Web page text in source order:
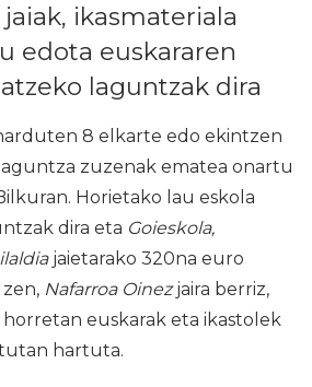
ikasmateriala
edota euskararen
laguntzak dira
8 elkarte edo ekintzen
zuzenak ematea onartu
Horietako lau eskola
dira eta Goieskola,
jaietarako 320na euro
Nafarroa Oinezjaira berriz,
euskarak eta ikastolek
hartuta.